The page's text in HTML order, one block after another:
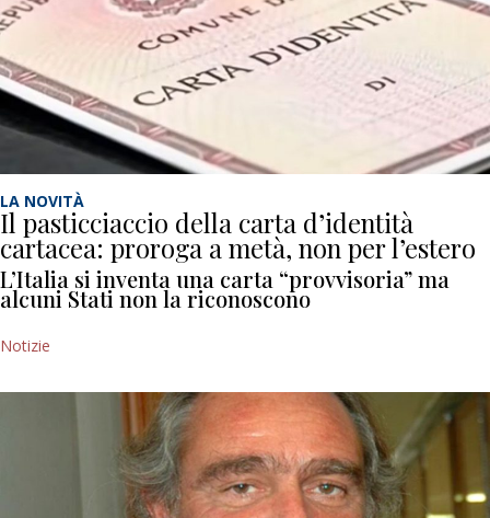
LA NOVITÀ
Il pasticciaccio della carta d’identità
cartacea: proroga a metà, non per l’estero
L’Italia si inventa una carta “provvisoria” ma
alcuni Stati non la riconoscono
Notizie